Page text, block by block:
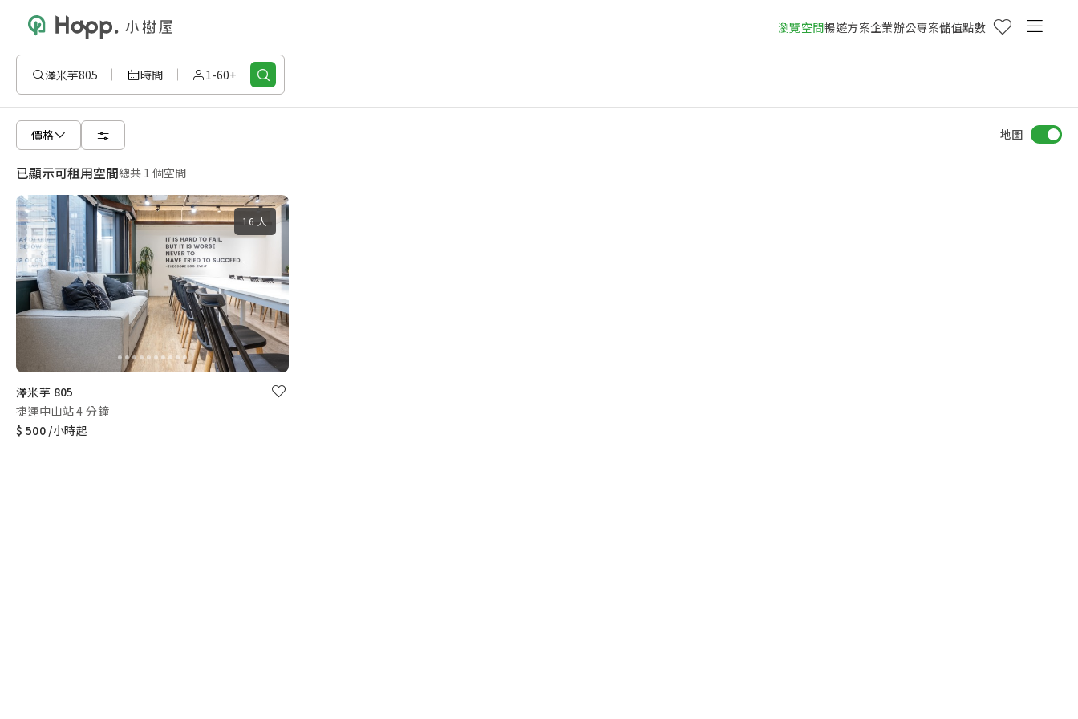
瀏覽空間暢遊方案企業辦公專案儲值點數
澤米芋805 時間 1-60+
地圖
價格
已顯示可租用空間總共 1 個空間
16 人
澤米芋 805
捷運中山站 4 分鐘
$ 500 /小時起